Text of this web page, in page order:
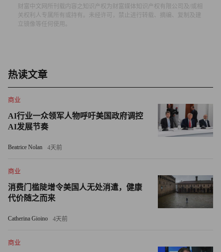
他说：“我认为这些特质在AI世界里将变得越来越重要。我
突破极限
可以肯定的是，根据奥尔特曼的说法，作为世界第五大流行
网站，ChatGPT的运行已经受到其所需的大量能源和庞大数
据中心的限制。奥尔特曼此前曾表示，公司已经构建了比
GPT-5更先进的模型，但无法公开释放，因为没有合适的基
尽管如此，奥尔特曼依然乐观。在得克萨斯州阿比林市，
OpenAI、甲骨文和软银正在快速建设一个占地800英亩的数
据中心园区，该园区将成为特朗普批准的“星际之门”基础设
OpenAI和甲骨文还表示，未来几年将在美国各地合作新建
财富中文网所刊载内容之知识产权为财富媒体知识产权有限公司及/或相
关权利人专属所有或持有。未经许可，禁止进行转载、摘编、复制及建
立镜像等任何使用。
热读文章
商业
AI行业一众领军人物呼吁美国政府调控
AI发展节奏
Beatrice Nolan 4天前
商业
消费门槛陡增令美国人无处消遣，健康
代价随之而来
Catherina Gioino 4天前
商业